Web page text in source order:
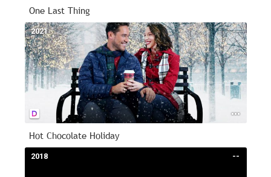
One Last Thing
--
2021
Hot Chocolate Holiday
--
2018